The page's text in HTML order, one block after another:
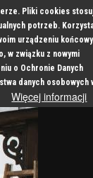
Pliki cookies
potrzeb.
urządzeniu
w związku z nowymi
o Ochronie Danych
danych osobowych
Więcej informacji